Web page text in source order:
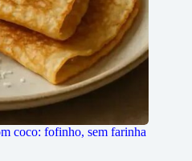
coco: fofinho, sem farinha